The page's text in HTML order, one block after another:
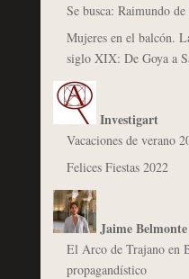
Se busca: Raimundo
Mujeres en el balcón.
siglo XIX: De Goya a
Investigart
Vacaciones de verano
Felices Fiestas 2022
Jaime
El Arco de Trajano en
propagandístico